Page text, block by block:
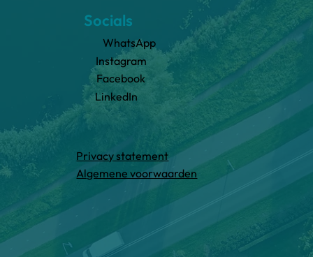
Socials
WhatsApp
Instagram
Facebook
LinkedIn
Privacy statement
Algemene voorwaarden